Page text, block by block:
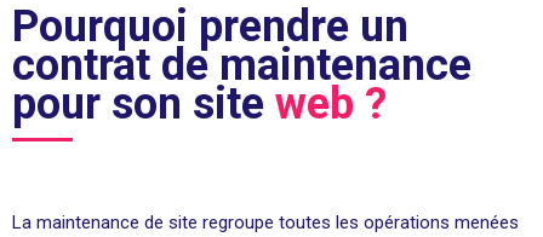
Pourquoi prendre un
contrat de maintenance
pour son site web ?
La maintenance de site regroupe toutes les opérations menées